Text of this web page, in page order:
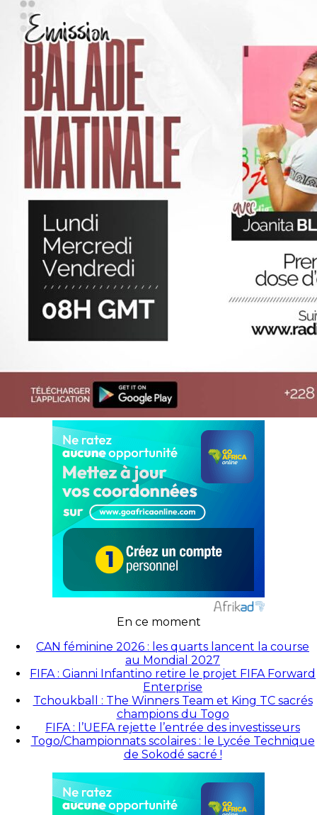
En ce moment
CAN féminine 2026 : les quarts lancent la course
au Mondial 2027
FIFA : Gianni Infantino retire le projet FIFA Forward
Enterprise
Tchoukball : The Winners Team et King TC sacrés
champions du Togo
FIFA : l’UEFA rejette l’entrée des investisseurs
Togo/Championnats scolaires : le Lycée Technique
de Sokodé sacré !